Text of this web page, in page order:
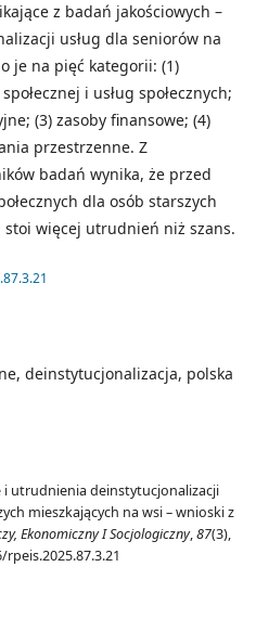
deinstytucjonalizacja polska
i utrudnienia deinstytucjonalizacji
mieszkających na wsi – wnioski z
Ekonomiczny I Socjologiczny,87(3),
z badań jakościowych –
usług dla seniorów na
je na pięć kategorii: (1)
i usług społecznych;
(3) zasoby finansowe; (4)
przestrzenne. Z
badań wynika, że przed
dla osób starszych
więcej utrudnień niż szans.